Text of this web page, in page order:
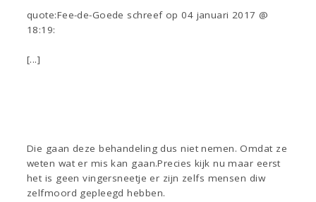
quote:Fee-de-Goede schreef op 04 januari 2017 @
18:19:
[...]
Die gaan deze behandeling dus niet nemen. Omdat ze
weten wat er mis kan gaan.Precies kijk nu maar eerst
het is geen vingersneetje er zijn zelfs mensen diw
zelfmoord gepleegd hebben.